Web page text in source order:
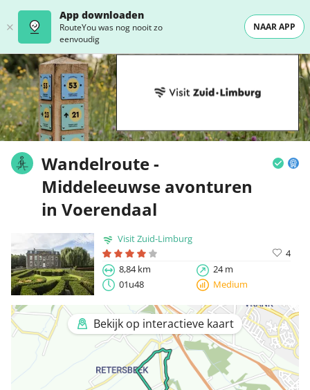
App downloaden
RouteYou was nog nooit zo
eenvoudig
NAAR APP
Wandelroute -
Middeleeuwse avonturen
in Voerendaal
Visit Zuid-Limburg
4
8,84 km
24 m
01u48
Medium
Bekijk op interactieve kaart